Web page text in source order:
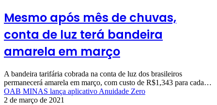
Mesmo após mês de chuvas,
conta de luz terá bandeira
amarela em março
A bandeira tarifária cobrada na conta de luz dos brasileiros
permanecerá amarela em março, com custo de R$1,343 para cada…
OAB MINAS lança aplicativo Anuidade Zero
2 de março de 2021